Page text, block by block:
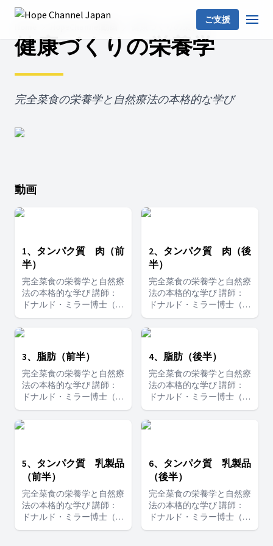
ご支援
健康づくりの栄養学
健康づくりの栄養学
完全菜食の栄養学と自然療法の本格的な学び
動画
1、タンパク質 肉（前
半）
完全菜食の栄養学と自然療
法の本格的な学び 講師：
ドナルド・ミラー博士（米
国認定自然治療医）
2、タンパク質 肉（後
半）
完全菜食の栄養学と自然療
法の本格的な学び 講師：
ドナルド・ミラー博士（米
国認定自然治療医）
3、脂肪（前半）
完全菜食の栄養学と自然療
法の本格的な学び 講師：
ドナルド・ミラー博士（米
国認定自然治療医）
4、脂肪（後半）
完全菜食の栄養学と自然療
法の本格的な学び 講師：
ドナルド・ミラー博士（米
国認定自然治療医）
5、タンパク質 乳製品
（前半）
完全菜食の栄養学と自然療
法の本格的な学び 講師：
ドナルド・ミラー博士（米
国認定自然治療医）
6、タンパク質 乳製品
（後半）
完全菜食の栄養学と自然療
法の本格的な学び 講師：
ドナルド・ミラー博士（米
国認定自然治療医）